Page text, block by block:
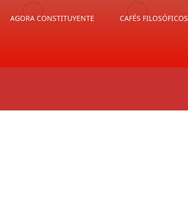
AGORA CONSTITUYENTE CAFÉS FILOSÓFICOS